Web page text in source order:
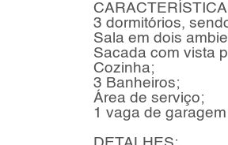
3 dormitórios,
Sala em dois
Sacada com vista
Cozinha;
3 Banheiros;
Área de serviço;
1 vaga de